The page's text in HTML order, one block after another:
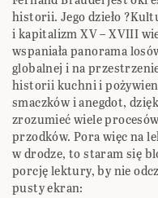
historii. Jego dzieło
i kapitalizm XV – XVIII
wspaniała panorama
globalnej i na
historii kuchni i
smaczków i anegdot,
zrozumieć wiele
przodków. Pora więc na
w drodze, to staram się
porcję lektury, by nie
pusty ekran: